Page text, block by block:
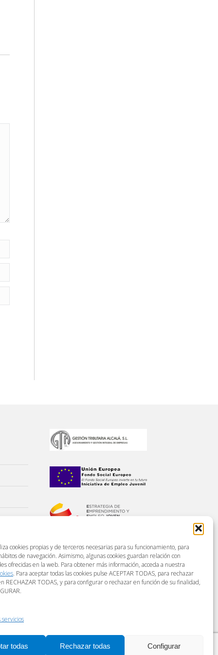
cookies propias y de terceros necesarias para su funcionamiento, para
de navegación. Asimismo, algunas cookies guardan relación con
ofrecidas en la web. Para obtener más información, acceda a nuestra
. Para aceptar todas las cookies pulse ACEPTAR TODAS, para rechazar
RECHAZAR TODAS, y para configurar o rechazar en función de su finalidad,
servicios
todas Rechazar todas Configurar
de privacidad © Copyright CSF Consulting